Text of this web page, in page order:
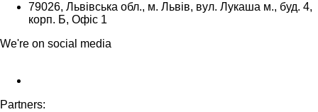
79026, Львівська обл., м. Львів, вул. Лукаша м., буд. 4,
корп. Б, Офіс 1
We're on social media
Partners: